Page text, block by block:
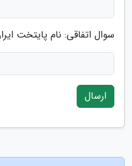
سوال اتفاقی: نام پایتخت
ارسال